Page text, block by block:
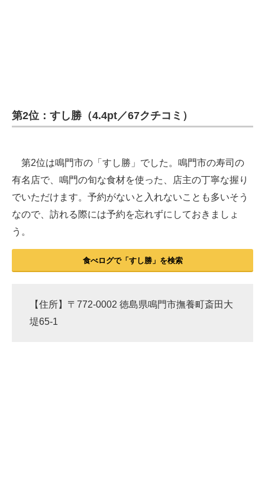
第2位：すし勝（4.4pt／67クチコミ）
第2位は鳴門市の「すし勝」でした。鳴門市の寿司の
有名店で、鳴門の旬な食材を使った、店主の丁寧な握り
でいただけます。予約がないと入れないことも多いそう
なので、訪れる際には予約を忘れずにしておきましょ
う。
食べログで「すし勝」を検索
【住所】〒772-0002 徳島県鳴門市撫養町斎田大
堤65-1